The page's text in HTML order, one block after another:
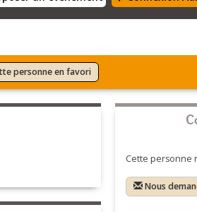
personne en favori
Cette personne
Nous